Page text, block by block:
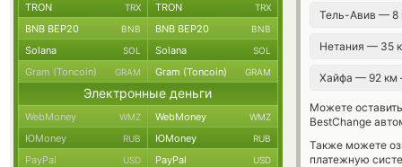
Тель-Авив —
Нетания — 35
Хайфа — 92
Можете
BestChange
Также можете
платежную
TRON TRX TRON TRX
BNB BEP20 BNB BNB BEP20 BNB
Solana SOL Solana SOL
Gram (Toncoin) GRAM Gram (Toncoin) GRAM
Электронные деньги
WebMoney WMZ WebMoney WMZ
ЮMoney RUB ЮMoney RUB
PayPal USD PayPal USD